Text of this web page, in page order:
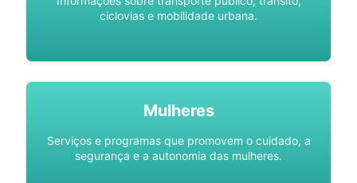
ciclovias e mobilidade urbana.
Mulheres
Serviços e programas que promovem o cuidado, a
segurança e a autonomia das mulheres.